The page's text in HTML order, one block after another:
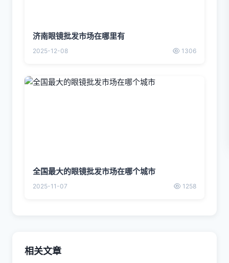
济南眼镜批发市场在哪里有
2025-12-08 1306
全国最大的眼镜批发市场在哪个城市
2025-11-07 1258
相关文章